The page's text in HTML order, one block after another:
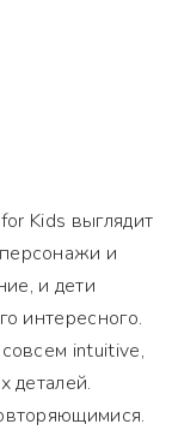
Kids выглядит
и
и дети
интересного.
intuitive,
деталей.